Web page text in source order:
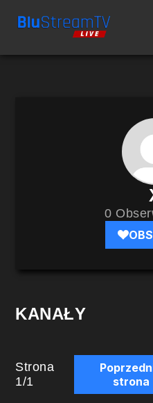
0
KANAŁY
Strona
1/1
strona